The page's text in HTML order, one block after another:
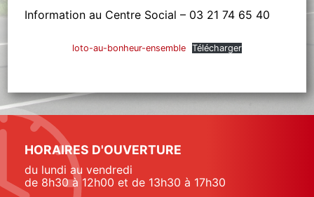
Information au Centre Social – 03 21 74 65 40
loto-au-bonheur-ensemble Télécharger
HORAIRES D'OUVERTURE
du lundi au vendredi
de 8h30 à 12h00 et de 13h30 à 17h30